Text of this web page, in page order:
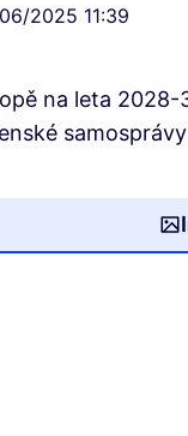
2025 11:39
na leta 2028-